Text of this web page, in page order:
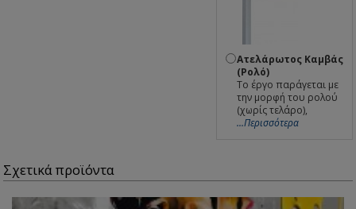
Ατελάρωτος Καμβάς
(Ρολό)
Το έργο παράγεται με
την μορφή του ρολού
(χωρίς τελάρο),
...Περισσότερα
Σχετικά προϊόντα